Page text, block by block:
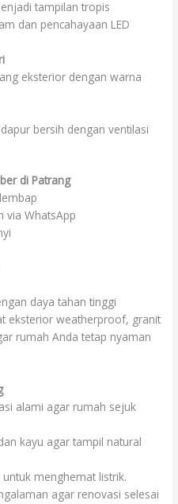
tampilan tropis
dan pencahayaan LED
eksterior dengan warna
bersih dengan ventilasi
di Patrang
via WhatsApp
daya tahan tinggi
eksterior weatherproof, granit
rumah Anda tetap nyaman
alami agar rumah sejuk
kayu agar tampil natural
menghemat listrik.
agar renovasi selesai